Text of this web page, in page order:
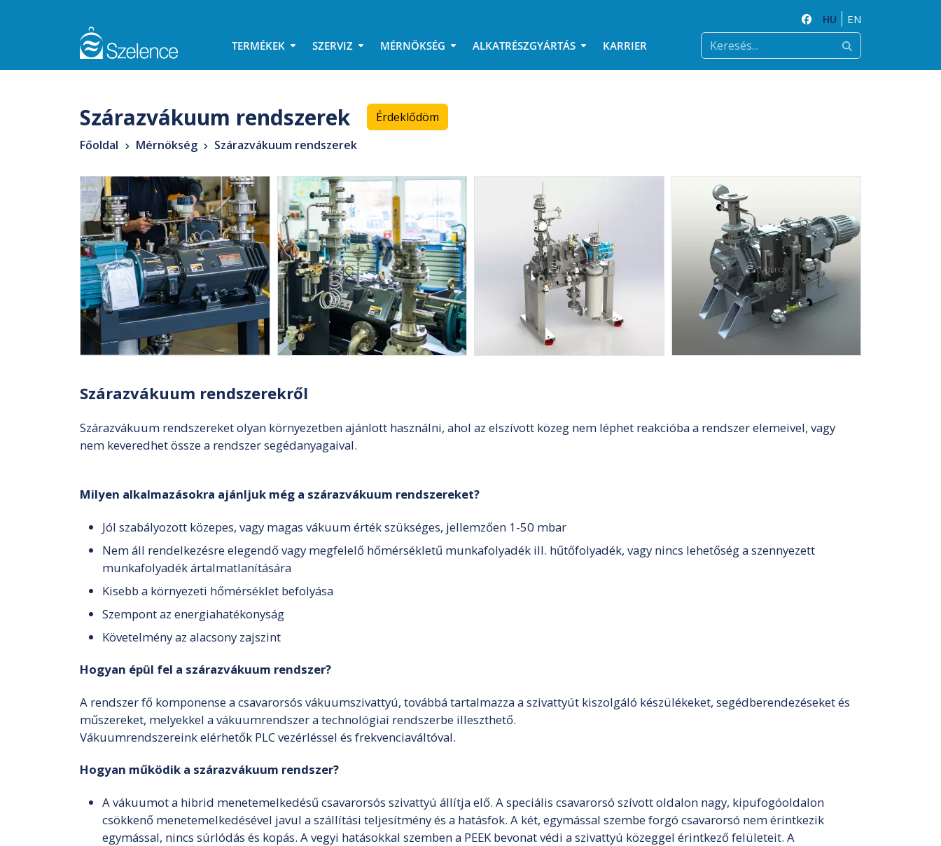
HU
EN
TERMÉKEK
SZERVIZ MÉRNÖKSÉG ALKATRÉSZGYÁRTÁS KARRIER
Szárazvákuum rendszerek
Érdeklődöm
Főoldal
Mérnökség Szárazvákuum rendszerek
Szárazvákuum rendszerekről
Szárazvákuum rendszereket olyan környezetben ajánlott használni, ahol az elszívott közeg nem léphet reakcióba a rendszer elemeivel, vagy
nem keveredhet össze a rendszer segédanyagaival.
Milyen alkalmazásokra ajánljuk még a szárazvákuum rendszereket?
Jól szabályozott közepes, vagy magas vákuum érték szükséges, jellemzően 1-50 mbar
Nem áll rendelkezésre elegendő vagy megfelelő hőmérsékletű munkafolyadék ill. hűtőfolyadék, vagy nincs lehetőség a szennyezett
munkafolyadék ártalmatlanítására
Kisebb a környezeti hőmérséklet befolyása
Szempont az energiahatékonyság
Követelmény az alacsony zajszint
Hogyan épül fel a szárazvákuum rendszer?
A rendszer fő komponense a csavarorsós vákuumszivattyú, továbbá tartalmazza a szivattyút kiszolgáló készülékeket, segédberendezéseket és
műszereket, melyekkel a vákuumrendszer a technológiai rendszerbe illeszthető.
Vákuumrendszereink elérhetők PLC vezérléssel és frekvenciaváltóval.
Hogyan működik a szárazvákuum rendszer?
A vákuumot a hibrid menetemelkedésű csavarorsós szivattyú állítja elő. A speciális csavarorsó szívott oldalon nagy, kipufogóoldalon
csökkenő menetemelkedésével javul a szállítási teljesítmény és a hatásfok. A két, egymással szembe forgó csavarorsó nem érintkezik
egymással, nincs súrlódás és kopás. A vegyi hatásokkal szemben a PEEK bevonat védi a szivattyú közeggel érintkező felületeit. A